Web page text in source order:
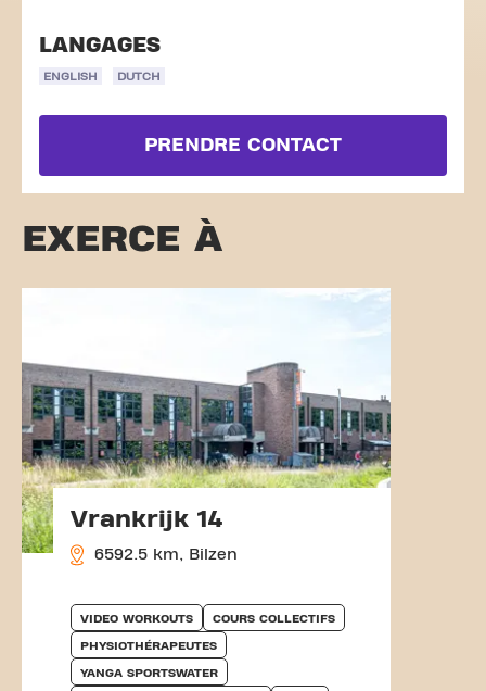
LANGAGES
ENGLISH DUTCH
PRENDRE CONTACT
EXERCE À
Vrankrijk 14
6592.5 km, Bilzen
VIDEO WORKOUTS COURS COLLECTIFS
PHYSIOTHÉRAPEUTES
YANGA SPORTSWATER